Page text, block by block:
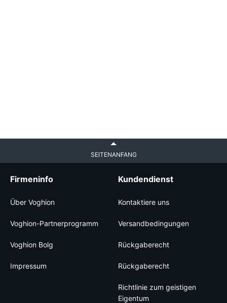
SEITENANFANG
Firmeninfo
Über Voghion
Voghion-Partnerprogramm
Voghion Bolg
Impressum
Kundendienst
Kontaktiere uns
Versandbedingungen
Rückgaberecht
Rückgaberecht
Richtlinie zum geistigen
Eigentum